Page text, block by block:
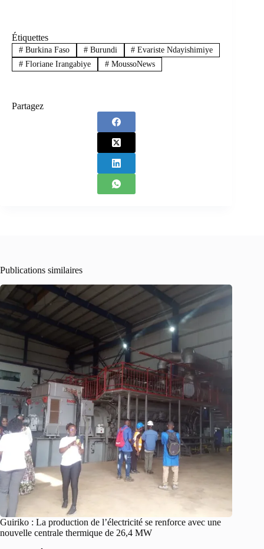
Étiquettes
#Burkina Faso #Burundi # Evariste Ndayishimiye
#Floriane Irangabiye #MoussoNews
Partagez
Publications similaires
Guiriko : La production de l’électricité se renforce avec une
nouvelle centrale thermique de 26,4 MW